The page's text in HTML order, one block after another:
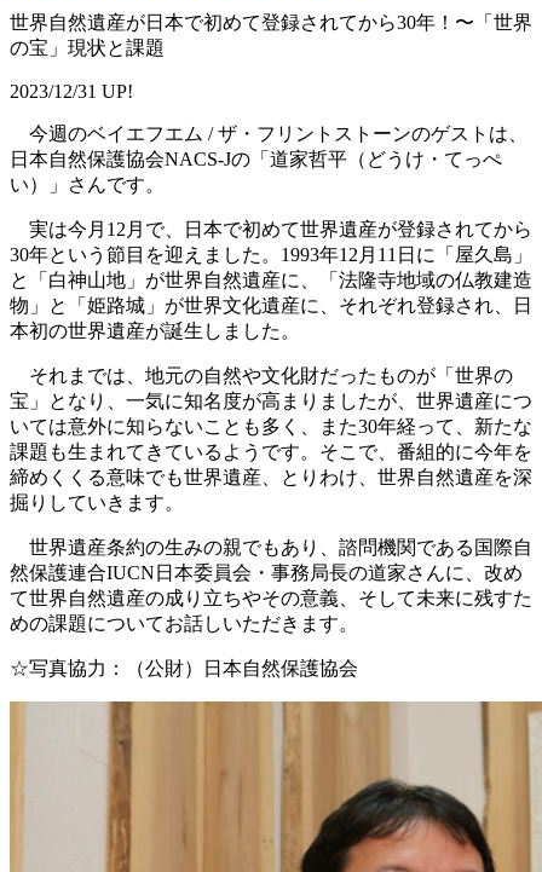
世界自然遺産が日本で初めて登録されてから30年！〜「世界
の宝」現状と課題
2023/12/31 UP!
今週のベイエフエム / ザ・フリントストーンのゲストは、
日本自然保護協会NACS-Jの「道家哲平（どうけ・てっぺ
い）」さんです。
実は今月12月で、日本で初めて世界遺産が登録されてから
30年という節目を迎えました。1993年12月11日に「屋久島」
と「白神山地」が世界自然遺産に、「法隆寺地域の仏教建造
物」と「姫路城」が世界文化遺産に、それぞれ登録され、日
本初の世界遺産が誕生しました。
それまでは、地元の自然や文化財だったものが「世界の
宝」となり、一気に知名度が高まりましたが、世界遺産につ
いては意外に知らないことも多く、また30年経って、新たな
課題も生まれてきているようです。そこで、番組的に今年を
締めくくる意味でも世界遺産、とりわけ、世界自然遺産を深
掘りしていきます。
世界遺産条約の生みの親でもあり、諮問機関である国際自
然保護連合IUCN日本委員会・事務局長の道家さんに、改め
て世界自然遺産の成り立ちやその意義、そして未来に残すた
めの課題についてお話しいただきます。
☆写真協力：（公財）日本自然保護協会